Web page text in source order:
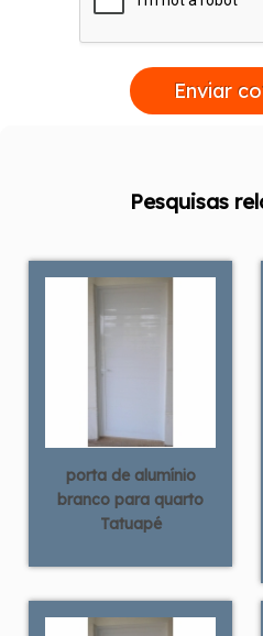
Enviar
Pesquisas
porta de alumínio
branco para quarto
Tatuapé